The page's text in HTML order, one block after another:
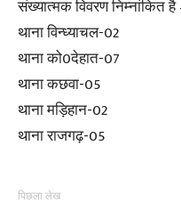
संख्यात्मक विवरण निम्नांकित
थाना विन्ध्याचल-02
थाना को0देहात-07
थाना कछवा-05
थाना मड़िहान-02
थाना राजगढ़-05
पिछला लेख